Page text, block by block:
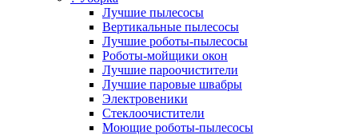
Лучшие пылесосы
Вертикальные пылесосы
Лучшие роботы-пылесосы
Роботы-мойщики окон
Лучшие пароочистители
Лучшие паровые швабры
Электровеники
Стеклоочистители
Моющие роботы-пылесосы